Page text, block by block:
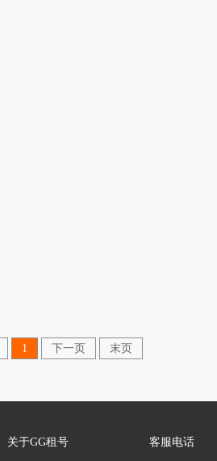
1 下一页 末页
关于GG租号 客服电话